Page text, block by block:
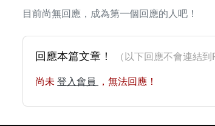
目前尚無回應，成為第一個回應的人吧！
回應本篇文章！ （以下回應不會連結
尚未 登入會員 ，無法回應！